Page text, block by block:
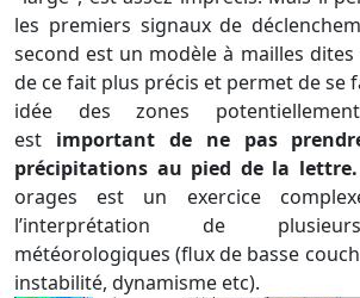
les premiers signaux de
second est un modèle à mailles
de ce fait plus précis et permet de se
idée des zones
est important de ne pas
précipitations au pied de la lettre.
orages est un exercice
l’interprétation de
météorologiques (flux de basse
instabilité, dynamisme etc).